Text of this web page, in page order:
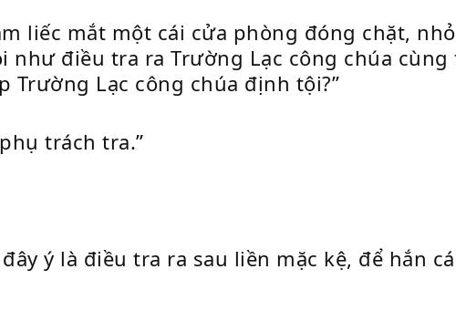
liếc mắt một cái cửa phòng đóng chặt,
như điều tra ra Trường Lạc công chúa
Trường Lạc công chúa định tội?”
trách tra.”
ý là điều tra ra sau liền mặc kệ, để hắn